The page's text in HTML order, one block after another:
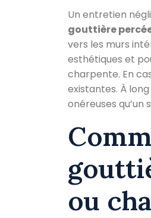
Un entretien
gouttière
vers les murs
esthétiques et
charpente. En
existantes. À
onéreuses
ou